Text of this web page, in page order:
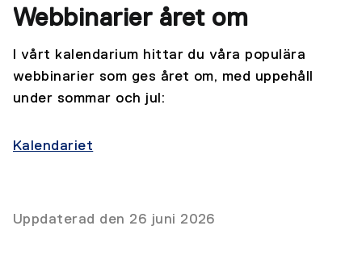
Webbinarier året om
I vårt kalendarium hittar du våra populära
webbinarier som ges året om, med uppehåll
under sommar och jul:
Kalendariet
Uppdaterad den 26 juni 2026